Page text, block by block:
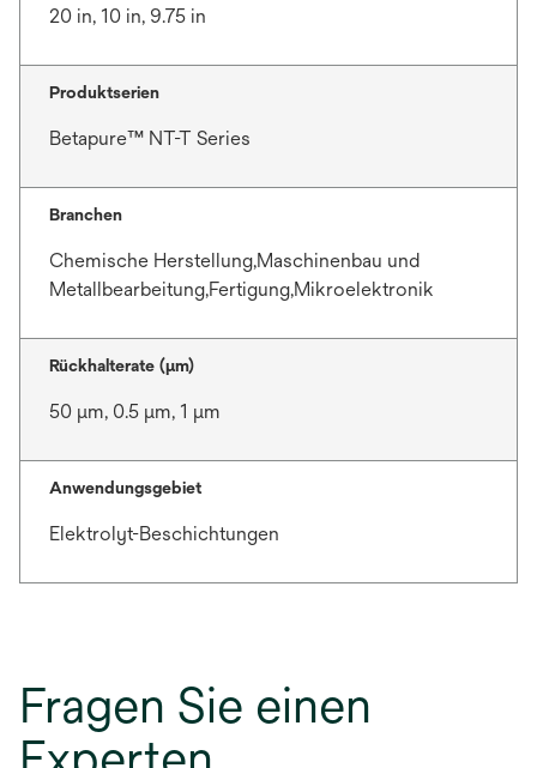
20 in, 10 in, 9.75 in
Produktserien
Betapure™ NT-T Series
Branchen
Chemische Herstellung,Maschinenbau und
Metallbearbeitung,Fertigung,Mikroelektronik
Rückhalterate (µm)
50 μm, 0.5 μm, 1 μm
Anwendungsgebiet
Elektrolyt-Beschichtungen
Fragen Sie einen